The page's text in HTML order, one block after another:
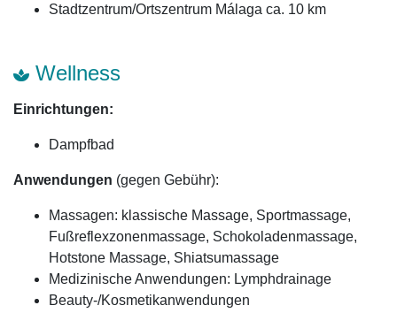
Stadtzentrum/Ortszentrum Málaga ca. 10 km
Wellness
Einrichtungen:
Dampfbad
Anwendungen (gegen Gebühr):
Massagen: klassische Massage, Sportmassage,
Fußreflexzonenmassage, Schokoladenmassage,
Hotstone Massage, Shiatsumassage
Medizinische Anwendungen: Lymphdrainage
Beauty-/Kosmetikanwendungen